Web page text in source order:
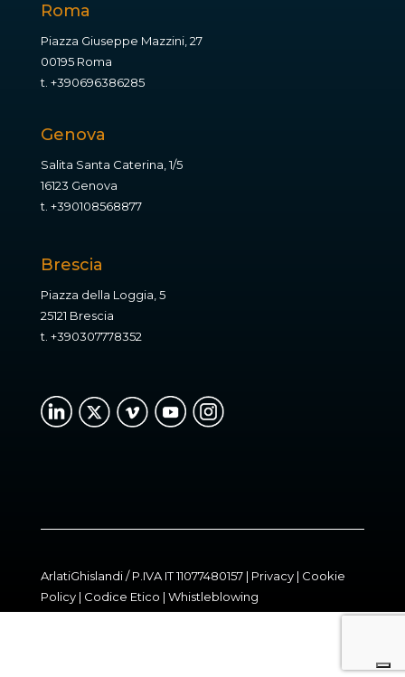
Roma
Piazza Giuseppe Mazzini, 27
00195 Roma
t. +390696386285
Genova
Salita Santa Caterina, 1/5
16123 Genova
t. +390108568877
Brescia
Piazza della Loggia, 5
25121 Brescia
t. +390307778352
ArlatiGhislandi / P.IVA IT 11077480157 | Privacy| Cookie
Policy| Codice Etico | Whistleblowing